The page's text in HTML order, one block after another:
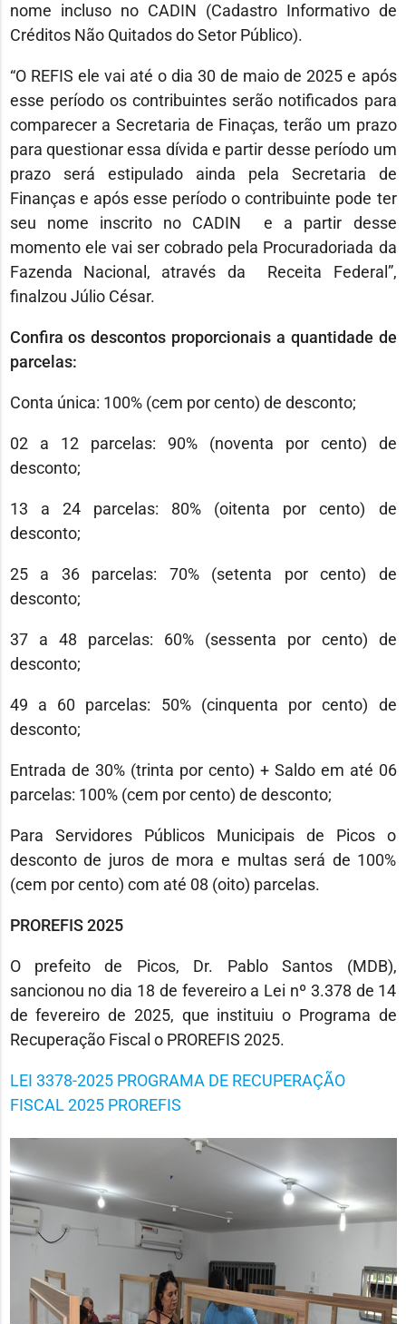
nome incluso no CADIN (Cadastro Informativo de
Créditos Não Quitados do Setor Público).
“O REFIS ele vai até o dia 30 de maio de 2025 e após
esse período os contribuintes serão notificados para
comparecer a Secretaria de Finaças, terão um prazo
para questionar essa dívida e partir desse período um
prazo será estipulado ainda pela Secretaria de
Finanças e após esse período o contribuinte pode ter
seu nome inscrito no CADIN e a partir desse
momento ele vai ser cobrado pela Procuradoriada da
Fazenda Nacional, através da Receita Federal”,
finalzou Júlio César.
Confira os descontos proporcionais a quantidade de
parcelas:
Conta única: 100% (cem por cento) de desconto;
02 a 12 parcelas: 90% (noventa por cento) de
desconto;
13 a 24 parcelas: 80% (oitenta por cento) de
desconto;
25 a 36 parcelas: 70% (setenta por cento) de
desconto;
37 a 48 parcelas: 60% (sessenta por cento) de
desconto;
49 a 60 parcelas: 50% (cinquenta por cento) de
desconto;
Entrada de 30% (trinta por cento) + Saldo em até 06
parcelas: 100% (cem por cento) de desconto;
Para Servidores Públicos Municipais de Picos o
desconto de juros de mora e multas será de 100%
(cem por cento) com até 08 (oito) parcelas.
PROREFIS 2025
O prefeito de Picos, Dr. Pablo Santos (MDB),
sancionou no dia 18 de fevereiro a Lei nº 3.378 de 14
de fevereiro de 2025, que instituiu o Programa de
Recuperação Fiscal o PROREFIS 2025.
LEI 3378-2025 PROGRAMA DE RECUPERAÇÃO
FISCAL 2025 PROREFIS